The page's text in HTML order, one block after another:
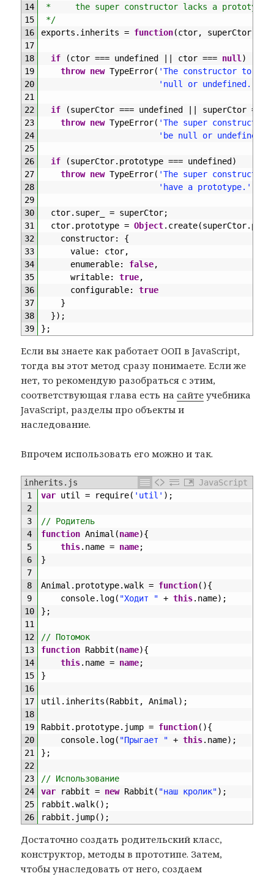
14
15
16
17
18
19
20
21
22
23
24
25
26
27
28
29
30
31
32
33
34
35
36
37
38
39
*     the super constructor lacks a prototype.
*/
exports . inherits = function(ctor, superCtor
if (ctor === undefined ctor === null )
throw new TypeError( 'The constructor to
'null or undefined.'
if (superCtor === undefined superCtor ===
throw new TypeError( 'The super
'be null or undefined.'
if (superCtor. prototype === undefined )
throw new TypeError( 'The super
'have a prototype.'
ctor. super_ = superCtor;
ctor. prototype = Object. create(superCtor.
constructor:
{
value: ctor,
enumerable: false,
writable: true,
configurable:
true
}
}) ;
} ;
Если вы знаете как работает ООП в JavaScript,
тогда вы этот метод сразу понимаете. Если же
нет, то рекомендую разобраться с этим,
соответствующая глава есть на сайте учебника
JavaScript, разделы про объекты и
наследование.
Впрочем использовать его можно и так.
inherits.js
JavaScript
1
2
3
4
5
6
7
8
9
10
11
12
13
14
15
16
17
18
19
20
21
22
23
24
25
26
var util = require( 'util' ) ;
// Родитель
function Animal (name){
this. name = name;
}
Animal . prototype.walk = function( ){
console. log( "Ходит " + this. name) ;
} ;
// Потомок
function Rabbit (name){
this. name = name;
}
util . inherits (Rabbit , Animal ) ;
Rabbit . prototype. jump = function( ){
console. log( "Прыгает " + this. name) ;
} ;
// Использование
var
rabbit = new Rabbit ( "наш кролик") ;
rabbit .walk( ) ;
rabbit . jump( ) ;
Достаточно создать родительский класс,
конструктор, методы в прототипе. Затем,
чтобы унаследовать от него, создаем